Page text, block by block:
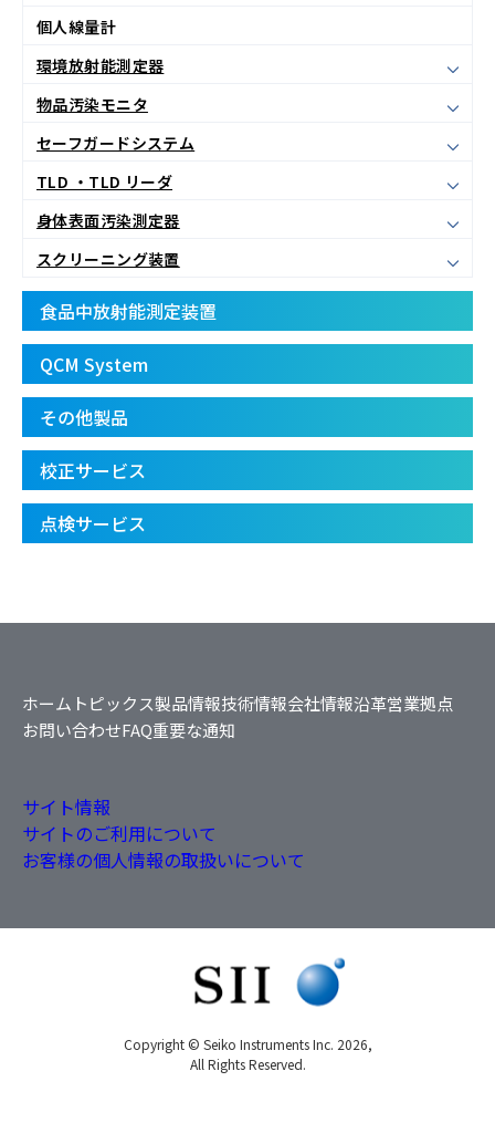
個人線量計
環境放射能測定器
物品汚染モニタ
セーフガードシステム
TLD ・TLD リーダ
身体表面汚染測定器
スクリーニング装置
食品中放射能測定装置
QCM System
その他製品
校正サービス
点検サービス
ホーム トピックス製品情報技術情報会社情報沿革営業拠点
お問い合わせFAQ重要な通知
サイト情報
サイトのご利用について
お客様の個人情報の取扱いについて
Copyright © Seiko Instruments Inc. 2026,
All Rights Reserved.